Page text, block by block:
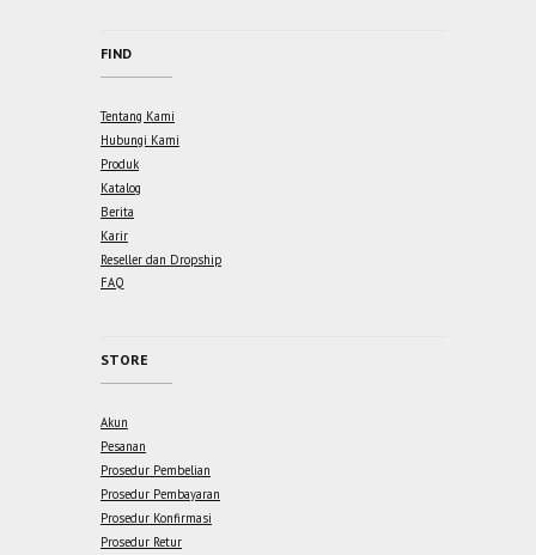
FIND
Tentang Kami
Hubungi Kami
Produk
Katalog
Berita
Karir
Reseller dan Dropship
FAQ
STORE
Akun
Pesanan
Prosedur Pembelian
Prosedur Pembayaran
Prosedur Konfirmasi
Prosedur Retur